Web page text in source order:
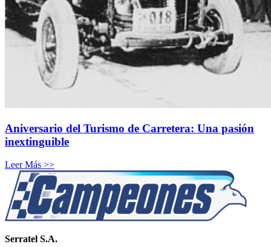
Aniversario del Turismo de Carretera: Una pasión
inextinguible
Leer Más >>
Serratel S.A.